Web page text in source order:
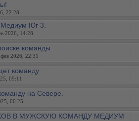
22:28
Юг 3.
2026, 14:28
команды
2026, 22:31
команду
09:11
на Севере.
00:25
В МУЖСКУЮ КОМАНДУ МЕДИУМ